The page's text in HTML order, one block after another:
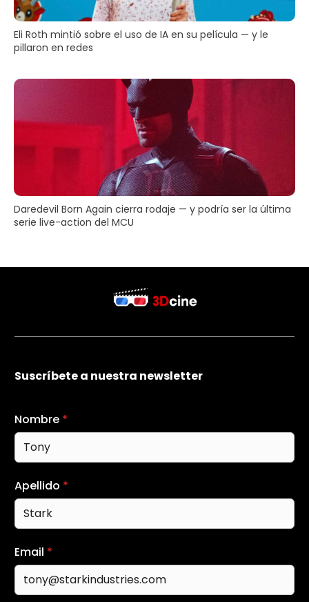
Eli Roth mintió sobre el uso de IA en su película — y le
pillaron en redes
Daredevil Born Again cierra rodaje — y podría ser la última
serie live-action del MCU
Suscríbete a nuestra newsletter
Nombre *
Apellido *
Email *